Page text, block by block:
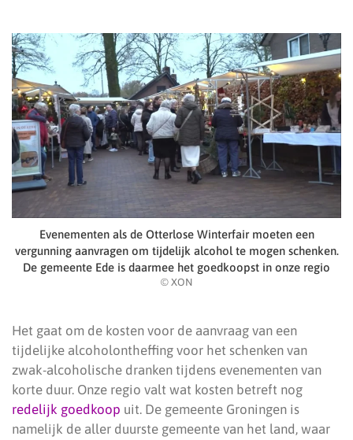
Evenementen als de Otterlose Winterfair moeten een
vergunning aanvragen om tijdelijk alcohol te mogen schenken.
De gemeente Ede is daarmee het goedkoopst in onze regio
© XON
Het gaat om de kosten voor de aanvraag van een
tijdelijke alcoholontheffing voor het schenken van
zwak-alcoholische dranken tijdens evenementen van
korte duur. Onze regio valt wat kosten betreft nog
redelijk goedkoop uit. De gemeente Groningen is
namelijk de aller duurste gemeente van het land, waar